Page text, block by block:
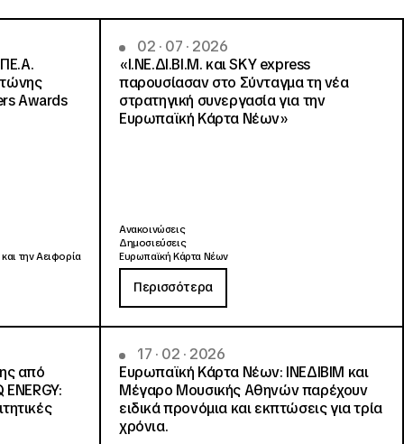
Awards
την Αειφορία
02 · 07 · 2026
«Ι.ΝΕ.ΔΙ.ΒΙ.Μ. και SKY express
παρουσίασαν στο Σύνταγμα τη νέα
στρατηγική συνεργασία για την
Ευρωπαϊκή Κάρτα Νέων»
Ανακοινώσεις
Δημοσιεύσεις
Ευρωπαϊκή Κάρτα Νέων
Περισσότερα
από
17 · 02 · 2026
Ευρωπαϊκή Κάρτα Νέων: ΙΝΕΔΙΒΙΜ και
Μέγαρο Μουσικής Αθηνών παρέχουν
ειδικά προνόμια και εκπτώσεις για τρία
χρόνια.